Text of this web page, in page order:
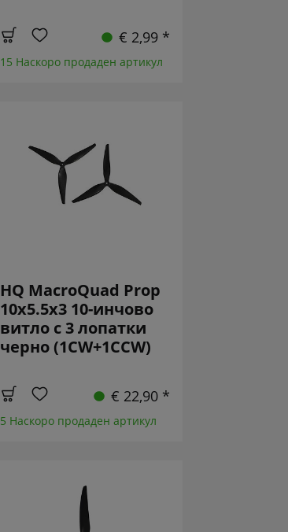
€ 2,99 *
15 Наскоро продаден артикул
HQ MacroQuad Prop
10x5.5x3 10-инчово
витло с 3 лопатки
черно (1CW+1CCW)
€ 22,90 *
5 Наскоро продаден артикул